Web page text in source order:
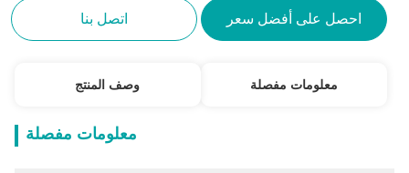
احصل على أفضل سعر اتصل بنا
معلومات مفصلة وصف المنتج
معلومات مفصلة